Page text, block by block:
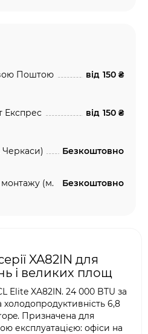
Поштою від 150 ₴
Експрес від 150 ₴
Черкаси) Безкоштовно
монтажу (м.
Безкоштовно
XA82IN для
і великих площ
Elite XA82IN. 24 000 BTU за
6,8
Призначена для
експлуатацією: офіси на